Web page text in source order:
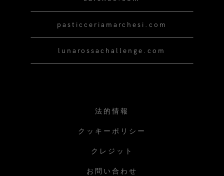
pasticceriamarchesi.com
lunarossachallenge.com
法的情報
クッキーポリシー
クレジット
お問い合わせ